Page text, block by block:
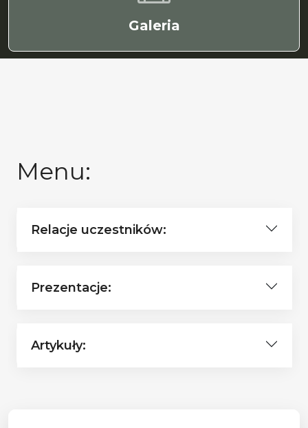
Galeria
Menu:
Relacje uczestników:
Prezentacje:
Artykuły: